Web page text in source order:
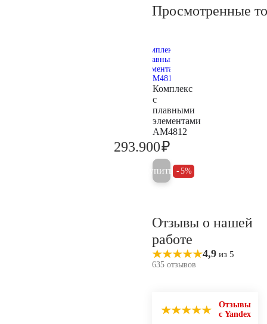
Просмотренные
Комплекс
с
плавными
элементами
AM4812
293.900₽
Купить 5%
Отзывы о нашей
работе
4,9 из 5
635 отзывов
Отзывы
с Yandex